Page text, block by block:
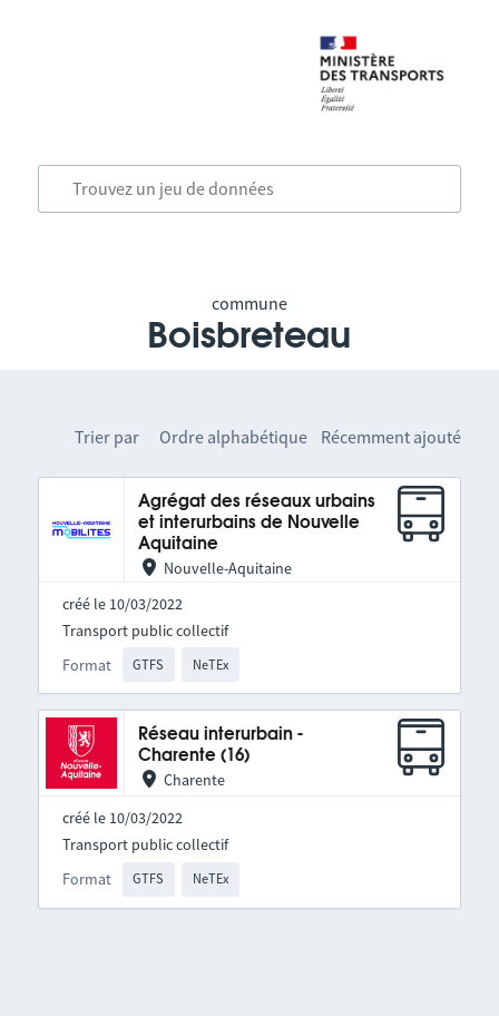
commune
Boisbreteau
Trier par Ordre alphabétique Récemment ajouté
Agrégat des réseaux urbains
et interurbains de Nouvelle
Aquitaine
Nouvelle-Aquitaine
créé le 10/03/2022
Format GTFS NeTEx
Transport public collectif
Réseau interurbain -
Charente (16)
Charente
créé le 10/03/2022
Format GTFS NeTEx
Transport public collectif